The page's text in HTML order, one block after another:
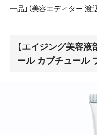
一品」（美容エディター 渡
【エイジング美容
ール カプチュール